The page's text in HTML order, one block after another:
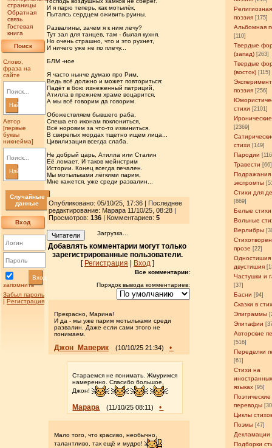
страницы
Обратная
связь
Гостевая
книга
Поиск
Слово,
фраза на
сайте
Найти
Автор
[первые
буквы
никнейма]
Найти
Случайные
данные
Вход
запомнить
Вход
Забыл пароль
| Регистрация
Религиозная
поэзия [175]
Альбомная
[110]
Твердые
(запад) [263]
Твердые
(восток) [115]
поэзия [256]
стихи [2101]
[2369]
стихи [149]
Пародии
Травести [66]
Подражания
экспромты
Стихи для
[869]
Белые стихи
Вольные
Верлибры
прозе [22]
Одностишия
двустишия
Частушки и
[37]
Басни [94]
Сказки в
Эпиграммы
Эпитафии
Авторские
[516]
Переделки
[61]
Стихи на
языках [95]
Поэтические
переводы
Циклы
Поэмы [47]
Декламации
Подборки
И я парю теперь, как мотылёк,
Пытаясь сердцем оживить руины.
Развалины, зачем я к ним лечу?
Тут зал для танцев, там - былая кухня.
Но очень страшно, что и это рухнет,
И ничего уже не по плечу...
БЛМ -ное
Я часто нынче думаю про Рим,
Ведь всё должно и может повториться:
Падёт в бою изнеженный патриций,
Атилла в прежнем храме воцарится,
А мы всё говорим да говорим.
Обожествляем бывшего раба,
Спеша его иконам поклониться,
Всё норовим за что-то извиниться.
В свирепых мордах тщетно ищем лица...
Цивилизация всегда слаба.
Не добрый царь, Атилла или Сталин
Её ломает. И таков мейнстрим
Истории. Конец всегда печален.
Мы мотыльками лёгкими парим,
Мне кажется, уже среди развалин...
Опубликовано: 05/10/25, 17:36 | Последнее
редактирование: Марара 11/10/25, 08:28 |
Просмотров: 136| Комментариев: 5
Читатели Загрузка...
Добавлять комментарии могут только
зарегистрированные пользователи.
[ Регистрация Вход]
Все комментарии:
Порядок вывода комментариев:
Прекрасно, Марина!
И да - мы уже парим мотыльками среди
развалин. Даже если сами этого не
понимаем.
Джон_Маверик (10/10/25 21:34) •
Стараемся не понимать. Жмуримся
намеренно. Спасибо большое,
Джон!
Марара (11/10/25 08:11) •
Мало того, что красиво, необычно,
талантливо, так ещё и мудро!